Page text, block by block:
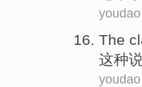
youdao
The
这种
youdao